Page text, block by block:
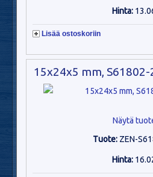
Hinta:
Lisää ostoskoriin
15x24x5 mm, S61802-
Näytä
Tuote: ZEN-
Hinta: